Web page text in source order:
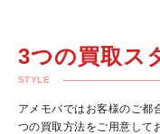
3つの買取ス
STYLE
アメモバではお客様のご都
つの買取方法をご用意して